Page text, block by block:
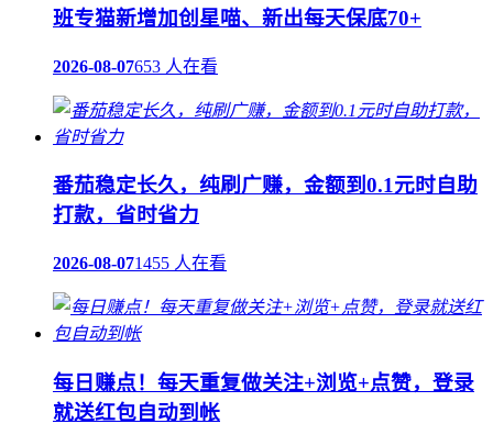
班专猫新增加创星喵、新出每天保底70+
2026-08-07653 人在看
番茄稳定长久，纯刷广赚，金额到0.1元时自助
打款，省时省力
2026-08-071455 人在看
每日赚点！每天重复做关注+浏览+点赞，登录
就送红包自动到帐